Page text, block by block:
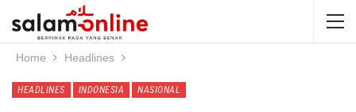
Home Headlines
HEADLINES INDONESIA NASIONAL